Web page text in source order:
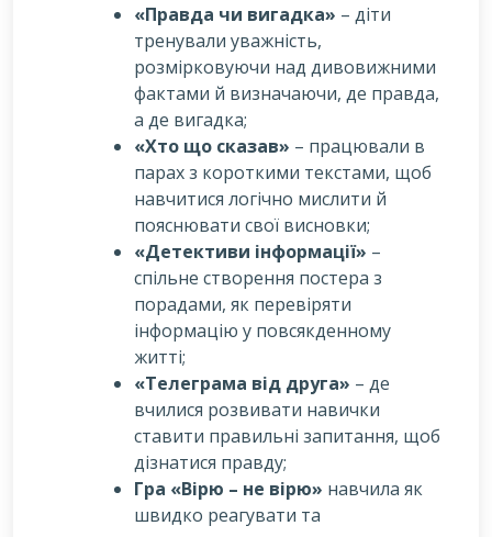
«Правда чи вигадка» – діти
тренували уважність,
розмірковуючи над дивовижними
фактами й визначаючи, де правда,
а де вигадка;
«Хто що сказав» – працювали в
парах з короткими текстами, щоб
навчитися логічно мислити й
пояснювати свої висновки;
«Детективи інформації» –
спільне створення постера з
порадами, як перевіряти
інформацію у повсякденному
житті;
«Телеграма від друга» – де
вчилися розвивати навички
ставити правильні запитання, щоб
дізнатися правду;
Гра «Вірю – не вірю» навчила як
швидко реагувати та